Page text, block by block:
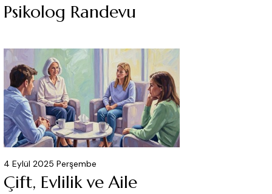
Psikolog Randevu
4 Eylül 2025 Perşembe
Çift, Evlilik ve Aile